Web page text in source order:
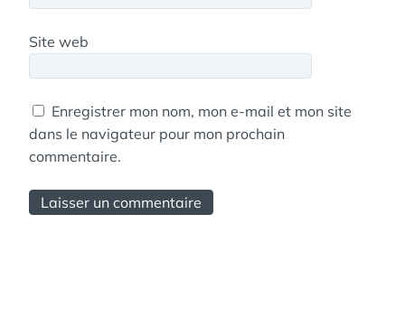
Site web
Enregistrer mon nom, mon e-mail et mon site
dans le navigateur pour mon prochain
commentaire.